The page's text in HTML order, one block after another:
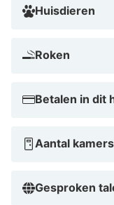
Huisdieren
Roken
Betalen in dit
Aantal kamers
Gesproken